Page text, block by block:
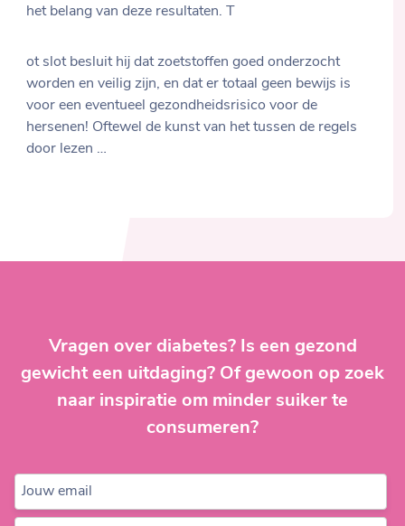
het belang van deze resultaten. T
ot slot besluit hij dat zoetstoffen goed onderzocht
worden en veilig zijn, en dat er totaal geen bewijs is
voor een eventueel gezondheidsrisico voor de
hersenen! Oftewel de kunst van het tussen de regels
door lezen …
Vragen over diabetes? Is een gezond
gewicht een uitdaging? Of gewoon op zoek
naar inspiratie om minder suiker te
consumeren?
Jouw email